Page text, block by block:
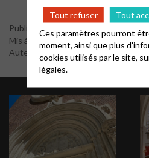
Publié le 30 septembre 2025
Mis à jour le 5 juin 2026
Auteur : Florence
Tout refuser
Tout
Ces paramètres pourront
moment, ainsi que plus
cookies utilisés par le site,
légales.